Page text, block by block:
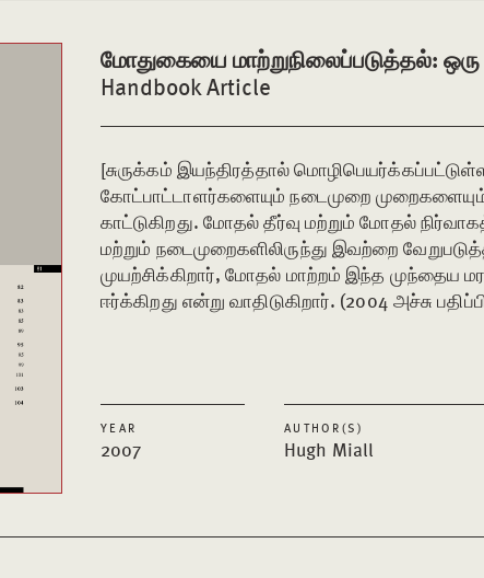
மோதுகையை மாற்றுநிலைப்படுத்தல்:
Handbook Article
[சுருக்கம் இயந்திரத்தால்
கோட்பாட்டாளர்களையும் நடைமுறை
காட்டுகிறது. மோதல் தீர்வு மற்றும் மோதல்
மற்றும் நடைமுறைகளிலிருந்து இவற்றை
முயற்சிக்கிறார், மோதல் மாற்றம் இந்த முந்தைய
ஈர்க்கிறது என்று வாதிடுகிறார். (2004 அச்சு
YEAR
2007
AUTHOR(S)
Hugh Miall